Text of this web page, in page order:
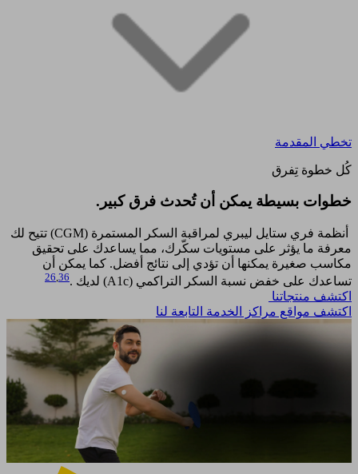
تخطي المقدمة
كُل خطوة تِفرق
خطوات بسيطة يمكن أن تُحدث فرق كبير.​
أنظمة فري ستايل ليبري لمراقبة السكر المستمرة (CGM) تتيح لك
معرفة ما يؤثر على مستويات سكّرك، مما يساعدك على تحقيق
مكاسب صغيرة يمكنها أن تؤدي إلى نتائج أفضل. كما يمكن أن
تساعدك على خفض نسبة السكر التراكمي (A1c) لديك .
26 36
اكتشف منتجاتنا
اكتشف مواقع مراكز الخدمة التابعة لنا​